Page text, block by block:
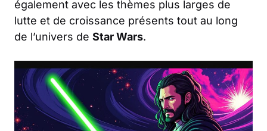
également avec les thèmes plus larges de
lutte et de croissance présents tout au long
de l’univers de Star Wars.